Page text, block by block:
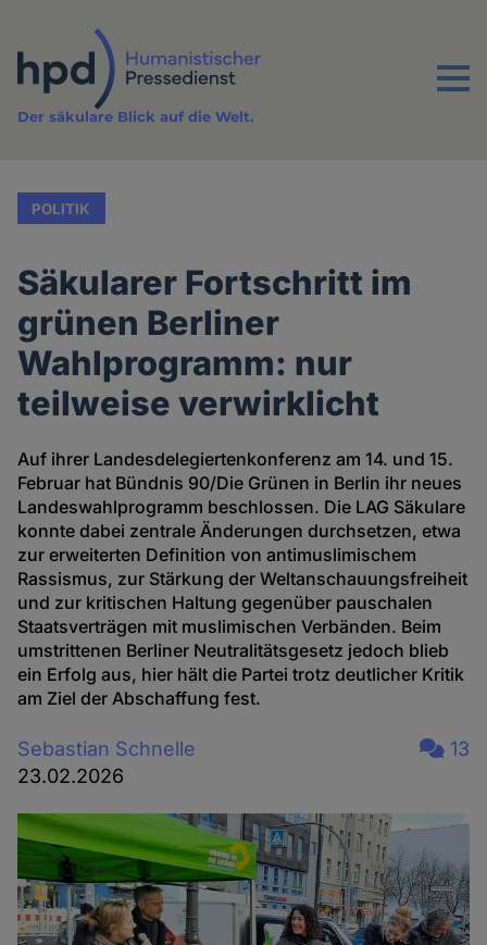
Inhalt
Menu
Der säkulare Blick auf die Welt.
POLITIK
Säkularer Fortschritt im
grünen Berliner
Wahlprogramm: nur
teilweise verwirklicht
Auf ihrer Landesdelegiertenkonferenz am 14. und 15.
Februar hat Bündnis 90/Die Grünen in Berlin ihr neues
Landeswahlprogramm beschlossen. Die LAG Säkulare
konnte dabei zentrale Änderungen durchsetzen, etwa
zur erweiterten Definition von antimuslimischem
Rassismus, zur Stärkung der Weltanschauungsfreiheit
und zur kritischen Haltung gegenüber pauschalen
Staatsverträgen mit muslimischen Verbänden. Beim
umstrittenen Berliner Neutralitätsgesetz jedoch blieb
ein Erfolg aus, hier hält die Partei trotz deutlicher Kritik
am Ziel der Abschaffung fest.
Sebastian Schnelle
23.02.2026
13